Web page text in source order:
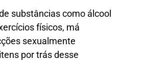
substâncias como álcool
físicos, má
sexualmente
por trás desse